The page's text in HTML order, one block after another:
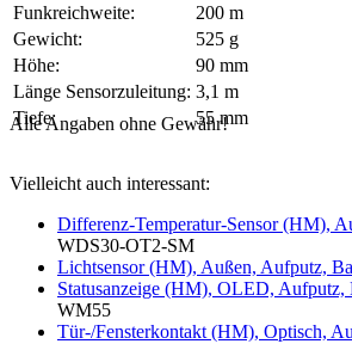
Funkreichweite:
200 m
Gewicht:
525 g
Höhe:
90 mm
Länge Sensorzuleitung: 3,1 m
Tiefe:
55 mm
Alle Angaben ohne Gewähr!
Vielleicht auch interessant:
Differenz-Temperatur-Sensor (HM),
WDS30-OT2-SM
Lichtsensor (HM), Außen, Aufputz,
Statusanzeige (HM), OLED, Aufputz,
WM55
Tür-/Fensterkontakt (HM), Optisch,